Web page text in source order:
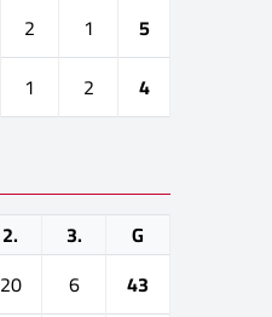
2 1
5
1 2 4
2. 3.
G
20 6
43